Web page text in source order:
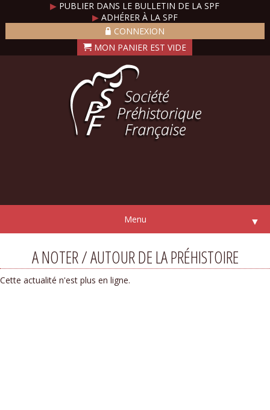
▶ PUBLIER DANS LE BULLETIN DE LA SPF
▶ADHÉRER À LA SPF
CONNEXION
Menu ▼
A NOTER / AUTOUR DE LA PRÉHISTOIRE
Cette actualité n'est plus en ligne.